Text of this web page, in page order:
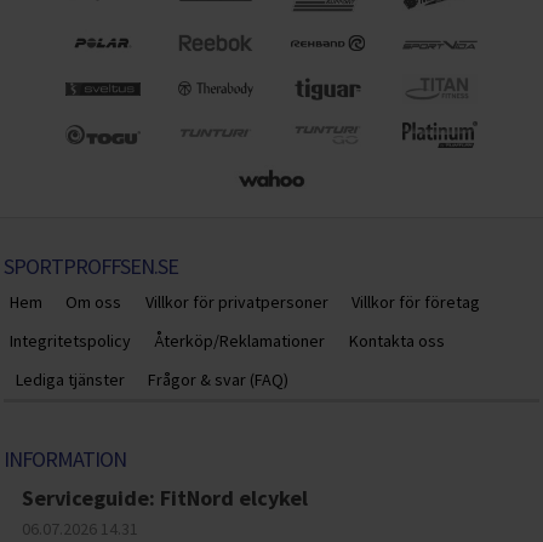
SPORTPROFFSEN.SE
Hem Om oss Villkor för privatpersoner
Villkor för företag
Integritetspolicy
Återköp/Reklamationer
Kontakta oss
Lediga tjänster
Frågor & svar (FAQ)
INFORMATION
Serviceguide: FitNord elcykel
06.07.2026 14.31